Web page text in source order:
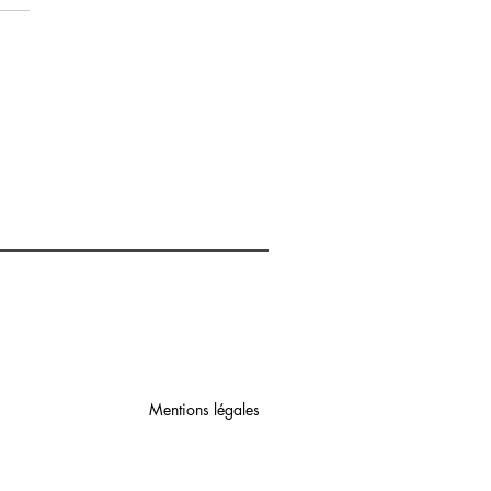
Mentions légales